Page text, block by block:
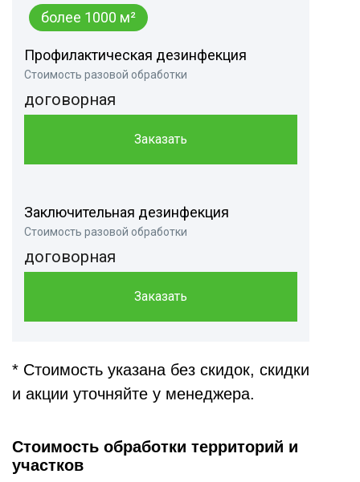
более 1000 м²
Профилактическая дезинфекция
Стоимость разовой обработки
договорная
Заказать
Заключительная дезинфекция
Стоимость разовой обработки
договорная
Заказать
* Стоимость указана без скидок, скидки
и акции уточняйте у менеджера.
Стоимость обработки территорий и
участков